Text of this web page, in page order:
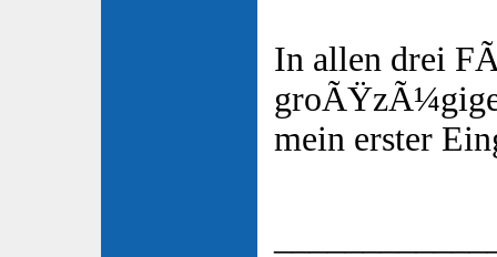
In allen drei
mein erster